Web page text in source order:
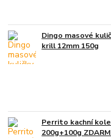
Dingo masové
krill 12mm 150g
Perrito kachní
200g+100g